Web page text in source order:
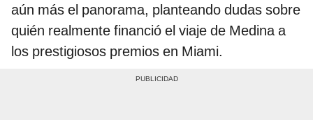
aún más el panorama, planteando dudas sobre
quién realmente financió el viaje de Medina a
los prestigiosos premios en Miami.